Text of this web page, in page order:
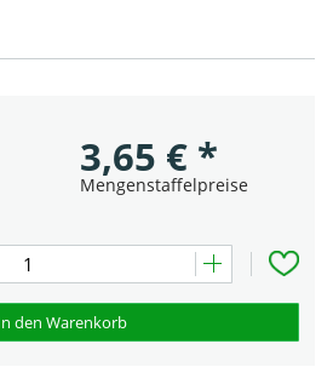
3,65 € *
Mengenstaffelpreise
den Warenkorb